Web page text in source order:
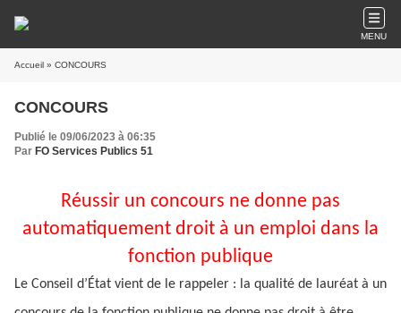
MENU
Accueil » CONCOURS
CONCOURS
Publié le 09/06/2023 à 06:35
Par FO Services Publics 51
Réussir un concours ne donne pas
automatiquement droit à un emploi dans la
fonction publique
Le Conseil d’État vient de le rappeler : la qualité de lauréat à un